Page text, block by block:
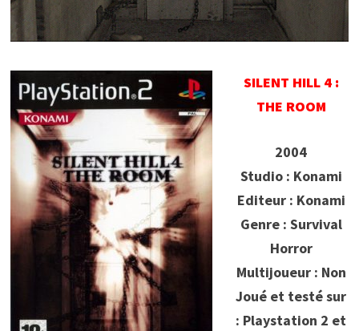
SILENT HILL 4 :
THE ROOM
2004
Studio : Konami
Editeur : Konami
Genre : Survival
Horror
Multijoueur : Non
Joué et testé sur
: Playstation 2 et